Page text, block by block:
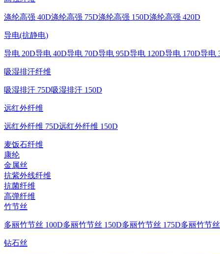
涤纶高强 40D涤纶高强 75D涤纶高强 150D涤纶高强 420D
导电(抗静电)
导电 20D导电 40D导电 70D导电 95D导电 120D导电 170D导电
吸湿排汗纤维
吸湿排汗 75D吸湿排汗 150D
远红外纤维
远红外纤维 75D远红外纤维 150D
麦饭石纤维
康纶
金属丝
抗紫外线纤维
抗菌纤维
高弹纤维
竹节丝
多丽竹节丝 100D多丽竹节丝 150D多丽竹节丝 175D多丽竹节
钻石丝